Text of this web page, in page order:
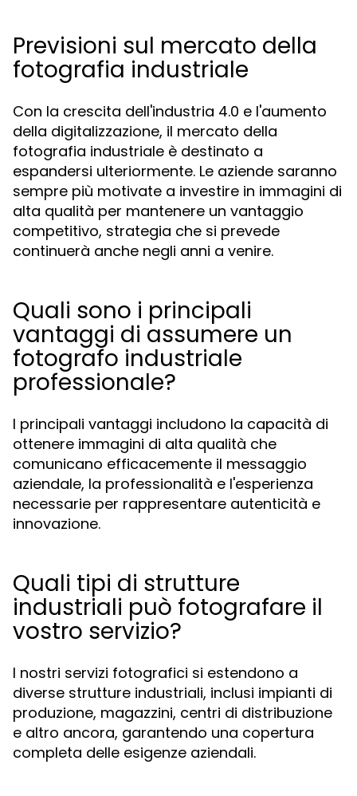
Previsioni sul mercato della
fotografia industriale
Con la crescita dell'industria 4.0 e l'aumento
della digitalizzazione, il mercato della
fotografia industriale è destinato a
espandersi ulteriormente. Le aziende saranno
sempre più motivate a investire in immagini di
alta qualità per mantenere un vantaggio
competitivo, strategia che si prevede
continuerà anche negli anni a venire.
Quali sono i principali
vantaggi di assumere un
fotografo industriale
professionale?
I principali vantaggi includono la capacità di
ottenere immagini di alta qualità che
comunicano efficacemente il messaggio
aziendale, la professionalità e l'esperienza
necessarie per rappresentare autenticità e
innovazione.
Quali tipi di strutture
industriali può fotografare il
vostro servizio?
I nostri servizi fotografici si estendono a
diverse strutture industriali, inclusi impianti di
produzione, magazzini, centri di distribuzione
e altro ancora, garantendo una copertura
completa delle esigenze aziendali.